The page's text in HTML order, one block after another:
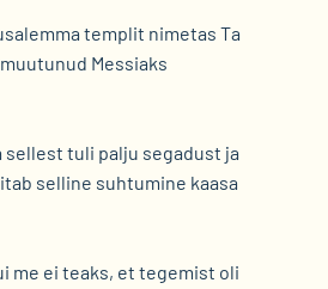
templit nimetas Ta
Messiaks
sellest tuli palju segadust ja
selline suhtumine kaasa
me ei teaks, et tegemist oli